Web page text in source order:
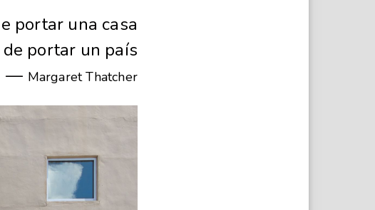
portar una casa
portar un país
— Margaret Thatcher